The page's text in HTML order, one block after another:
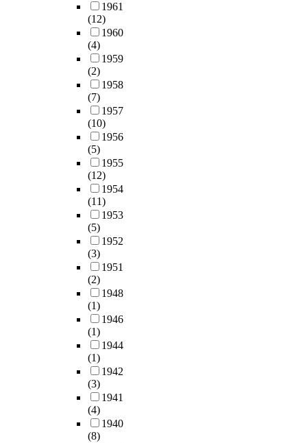
1961
(12)
1960
(4)
1959
(2)
1958
(7)
1957
(10)
1956
(5)
1955
(12)
1954
(11)
1953
(5)
1952
(3)
1951
(2)
1948
(1)
1946
(1)
1944
(1)
1942
(3)
1941
(4)
1940
(8)